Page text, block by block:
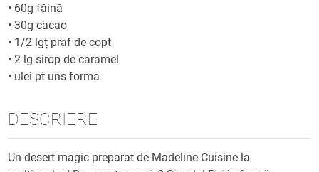
• 60g făină
•30g cacao
• 1/2 lgț praf de copt
• 2 lg sirop de caramel
• ulei pt uns forma
DESCRIERE
Un desert magic preparat de Madeline Cuisine la